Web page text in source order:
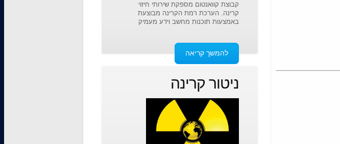
קבוצת קוואנטום מספקת שירותי חיזוי
קרינה. הערכת רמת הקרינה מבוצעת
באמצעות תוכנות מחשב וידע מעמיק
להמשך קריאה
ניטור קרינה